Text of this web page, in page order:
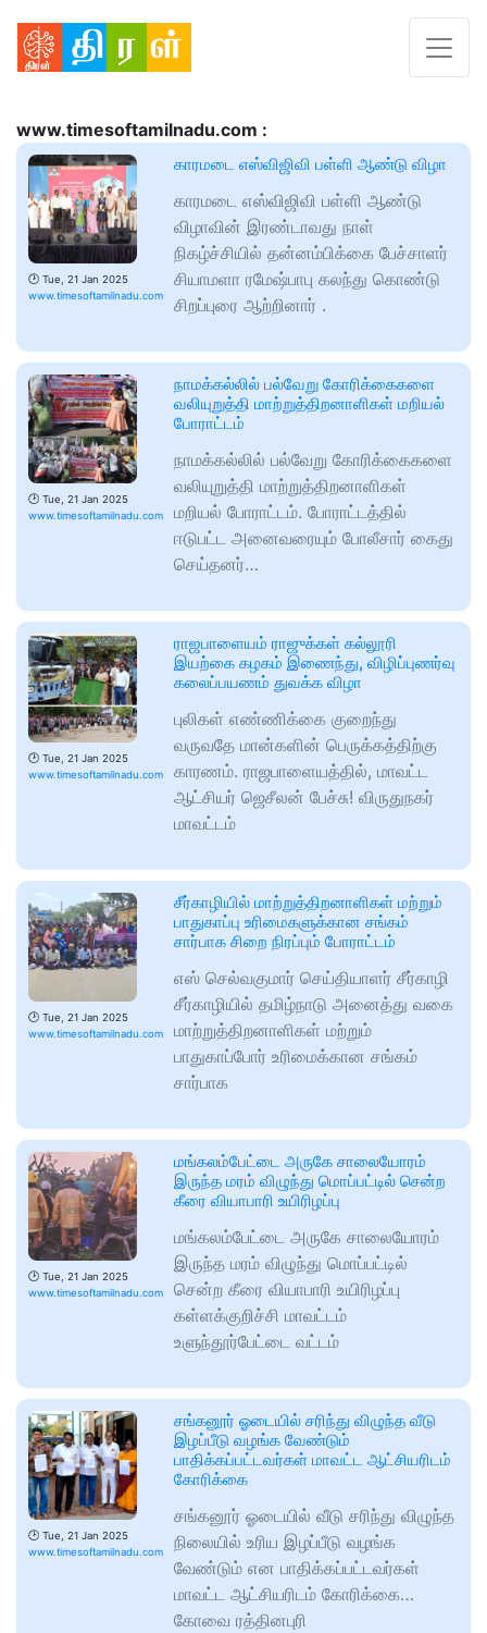
www.timesoftamilnadu.com :
🕑 Tue, 21 Jan 2025
www.timesoftamilnadu.com
காரமடை எஸ்விஜிவி பள்ளி ஆண்டு விழா
காரமடை எஸ்விஜிவி பள்ளி ஆண்டு
விழாவின் இரண்டாவது நாள்
நிகழ்ச்சியில் தன்னம்பிக்கை பேச்சாளர்
சியாமளா ரமேஷ்பாபு கலந்து கொண்டு
சிறப்புரை ஆற்றினார் .
🕑 Tue, 21 Jan 2025
www.timesoftamilnadu.com
நாமக்கல்லில் பல்வேறு கோரிக்கைகளை
வலியுறுத்தி மாற்றுத்திறனாளிகள் மறியல்
போராட்டம்
நாமக்கல்லில் பல்வேறு கோரிக்கைகளை
வலியுறுத்தி மாற்றுத்திறனாளிகள்
மறியல் போராட்டம். போராட்டத்தில்
ஈடுபட்ட அனைவரையும் போலீசார் கைது
செய்தனர்…
🕑 Tue, 21 Jan 2025
www.timesoftamilnadu.com
ராஜபாளையம் ராஜுக்கள் கல்லூரி
இயற்கை கழகம் இணைந்து, விழிப்புணர்வு
கலைப்பயணம் துவக்க விழா
புலிகள் எண்ணிக்கை குறைந்து
வருவதே மான்களின் பெருக்கத்திற்கு
காரணம். ராஜபாளையத்தில், மாவட்ட
ஆட்சியர் ஜெசீலன் பேச்சு! விருதுநகர்
மாவட்டம்
🕑 Tue, 21 Jan 2025
www.timesoftamilnadu.com
சீர்காழியில் மாற்றுத்திறனாளிகள் மற்றும்
பாதுகாப்பு உரிமைகளுக்கான சங்கம்
சார்பாக சிறை நிரப்பும் போராட்டம்
எஸ் செல்வகுமார் செய்தியாளர் சீர்காழி
சீர்காழியில் தமிழ்நாடு அனைத்து வகை
மாற்றுத்திறனாளிகள் மற்றும்
பாதுகாப்போர் உரிமைக்கான சங்கம்
சார்பாக
🕑 Tue, 21 Jan 2025
www.timesoftamilnadu.com
மங்கலம்பேட்டை அருகே சாலையோரம்
இருந்த மரம் விழுந்து மொப்பட்டில் சென்ற
கீரை வியாபாரி உயிரிழப்பு
மங்கலம்பேட்டை அருகே சாலையோரம்
இருந்த மரம் விழுந்து மொப்பட்டில்
சென்ற கீரை வியாபாரி உயிரிழப்பு
கள்ளக்குறிச்சி மாவட்டம்
உளுந்தூர்பேட்டை வட்டம்
🕑 Tue, 21 Jan 2025
www.timesoftamilnadu.com
சங்கனூர் ஓடையில் சரிந்து விழுந்த வீடு
இழப்பீடு வழங்க வேண்டும்
பாதிக்கப்பட்டவர்கள் மாவட்ட ஆட்சியரிடம்
கோரிக்கை
சங்கனூர் ஓடையில் வீடு சரிந்து விழுந்த
நிலையில் உரிய இழப்பீடு வழங்க
வேண்டும் என பாதிக்கப்பட்டவர்கள்
மாவட்ட ஆட்சியரிடம் கோரிக்கை…
கோவை ரத்தினபுரி